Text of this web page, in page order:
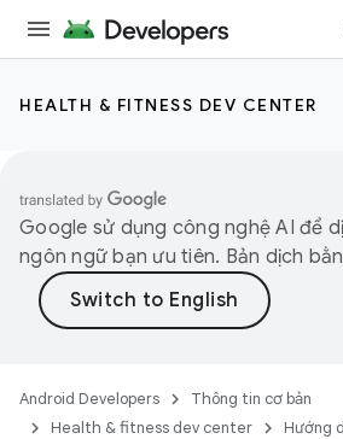
HEALTH & FITNESS DEV CENTER
Google sử dụng công nghệ AI để
ngôn ngữ bạn ưu tiên. Bản dịch
Android Developers
Thông tin cơ bản
Health & fitness dev center
Hướng